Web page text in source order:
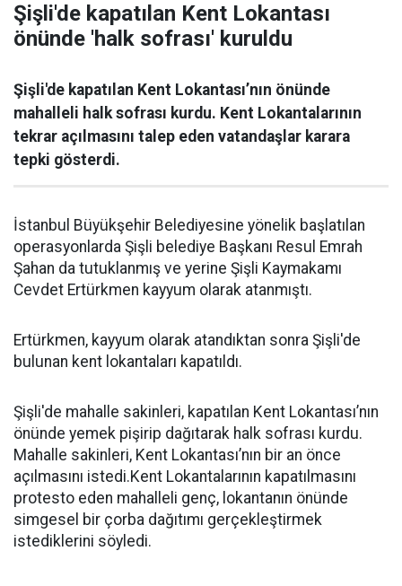
Şişli'de kapatılan Kent Lokantası
önünde 'halk sofrası' kuruldu
Şişli'de kapatılan Kent Lokantası’nın önünde
mahalleli halk sofrası kurdu. Kent Lokantalarının
tekrar açılmasını talep eden vatandaşlar karara
tepki gösterdi.
İstanbul Büyükşehir Belediyesine yönelik başlatılan
operasyonlarda Şişli belediye Başkanı Resul Emrah
Şahan da tutuklanmış ve yerine Şişli Kaymakamı
Cevdet Ertürkmen kayyum olarak atanmıştı.
Ertürkmen, kayyum olarak atandıktan sonra Şişli'de
bulunan kent lokantaları kapatıldı.
Şişli'de mahalle sakinleri, kapatılan Kent Lokantası’nın
önünde yemek pişirip dağıtarak halk sofrası kurdu.
Mahalle sakinleri, Kent Lokantası’nın bir an önce
açılmasını istedi.Kent Lokantalarının kapatılmasını
protesto eden mahalleli genç, lokantanın önünde
simgesel bir çorba dağıtımı gerçekleştirmek
istediklerini söyledi.